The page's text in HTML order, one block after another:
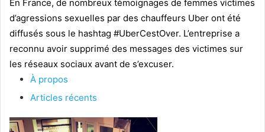
En France, de nombreux témoignages de femmes victimes
d’agressions sexuelles par des chauffeurs Uber ont été
diffusés sous le hashtag #UberCestOver. L’entreprise a
reconnu avoir supprimé des messages des victimes sur
les réseaux sociaux avant de s’excuser.
À propos
Articles récents